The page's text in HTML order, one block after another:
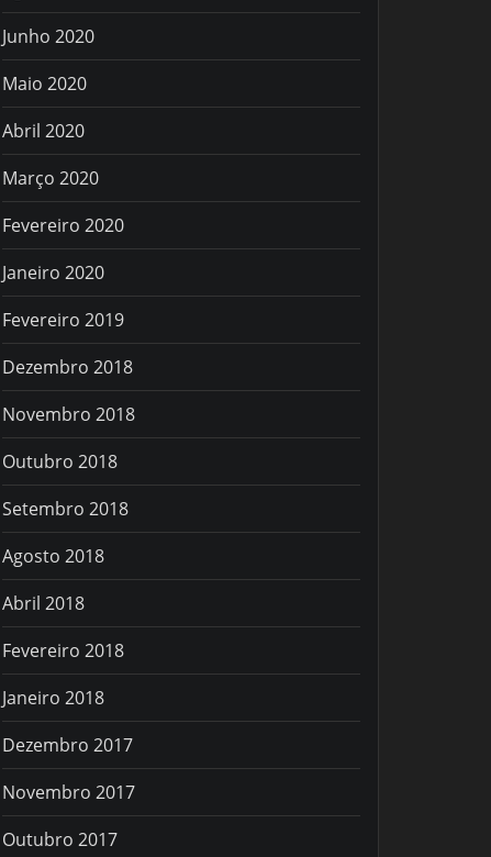
Junho 2020
Maio 2020
Abril 2020
Março 2020
Fevereiro 2020
Janeiro 2020
Fevereiro 2019
Dezembro 2018
Novembro 2018
Outubro 2018
Setembro 2018
Agosto 2018
Abril 2018
Fevereiro 2018
Janeiro 2018
Dezembro 2017
Novembro 2017
Outubro 2017